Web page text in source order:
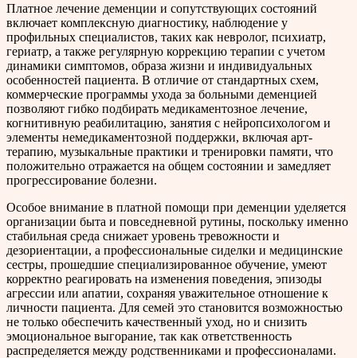
Платное лечение деменции и сопутствующих состояний
включает комплексную диагностику, наблюдение у
профильных специалистов, таких как невролог, психиатр,
гериатр, а также регулярную коррекцию терапии с учетом
динамики симптомов, образа жизни и индивидуальных
особенностей пациента. В отличие от стандартных схем,
коммерческие программы ухода за больными деменцией
позволяют гибко подбирать медикаментозное лечение,
когнитивную реабилитацию, занятия с нейропсихологом и
элементы немедикаментозной поддержки, включая арт-
терапию, музыкальные практики и тренировки памяти, что
положительно отражается на общем состоянии и замедляет
прогрессирование болезни.
Особое внимание в платной помощи при деменции уделяется
организации быта и повседневной рутины, поскольку именно
стабильная среда снижает уровень тревожности и
дезориентации, а профессиональные сиделки и медицинские
сестры, прошедшие специализированное обучение, умеют
корректно реагировать на изменения поведения, эпизоды
агрессии или апатии, сохраняя уважительное отношение к
личности пациента. Для семей это становится возможностью
не только обеспечить качественный уход, но и снизить
эмоциональное выгорание, так как ответственность
распределяется между родственниками и профессионалами.